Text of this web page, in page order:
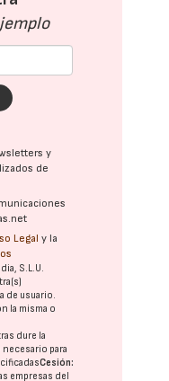
y
de
Legal y la
S.L.U.
de usuario.
la misma o
dure la
para
Cesión:
empresas del